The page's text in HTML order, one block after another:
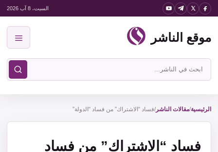
انتقل
المحتوى
السبت، 8 آب 2026
موقع الناشر
ابحث
في
الناشر
الرئيسية/مقالات الناشر/فساد “الاشتراك” من فساد “الدولة”
فساد “الاشتراك” من فساد